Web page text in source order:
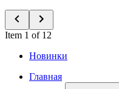
Item 1 of 12
Новинки
Главная